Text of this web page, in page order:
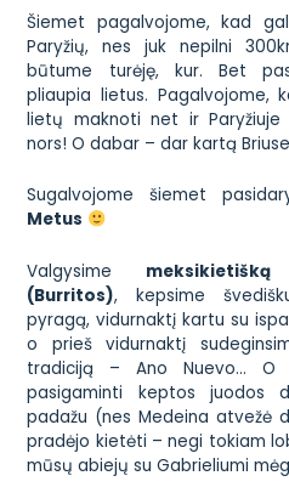
Šiemet pagalvojome, kad
Paryžių, nes juk nepilni
būtume turėję, kur. Bet
pliaupia lietus. Pagalvojome,
lietų maknoti net ir
nors! O dabar – dar kartą
Sugalvojome šiemet
Metus
Valgysime
(Burritos), kepsime
pyragą, vidurnaktį kartu su
o prieš vidurnaktį
tradiciją – Ano Nuevo… O
pasigaminti keptos juodos
padažu (nes Medeina atvežė
pradėjo kietėti – negi tokiam
mūsų abiejų su Gabrieliumi